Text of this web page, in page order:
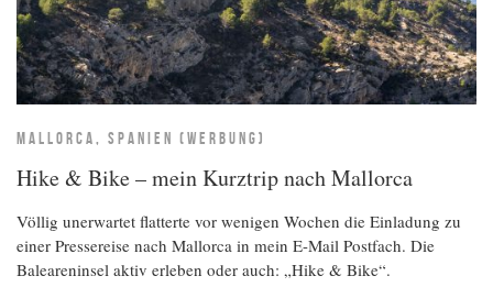
MALLORCA, SPANIEN (WERBUNG)
Hike & Bike – mein Kurztrip nach Mallorca
Völlig unerwartet flatterte vor wenigen Wochen die Einladung zu
einer Pressereise nach Mallorca in mein E-Mail Postfach. Die
Baleareninsel aktiv erleben oder auch: „Hike & Bike“.